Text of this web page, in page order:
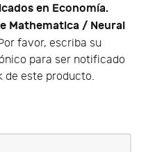
en Economía.
Mathematica / Neural
favor, escriba su
para ser notificado
de este producto.